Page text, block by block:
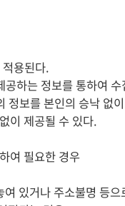
용된다.
하는 정보를 통하여 수
보를 본인의 승낙 없
이 제공될 수 있다.
여 필요한 경우
있거나 주소불명 등으